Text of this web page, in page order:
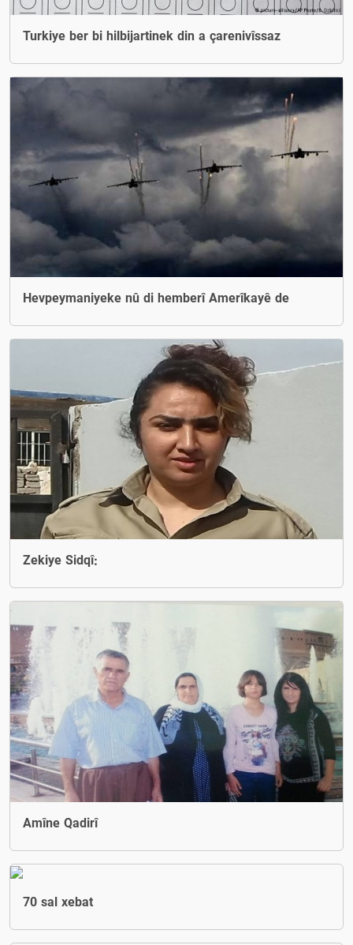
Turkiye ber bi hilbijartinek din a çarenivîssaz
Hevpeymaniyeke nû di hemberî Amerîkayê de
Zekiye Sidqî:
Amîne Qadirî
70 sal xebat